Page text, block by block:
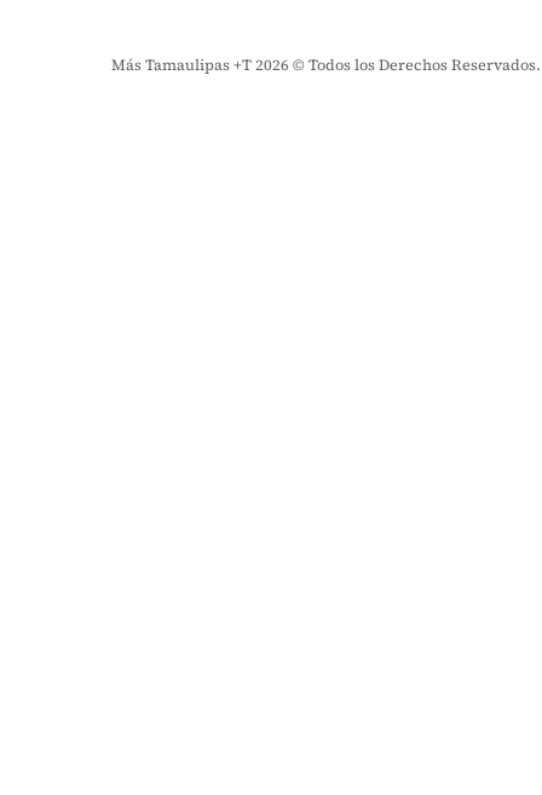
Más Tamaulipas +T 2026 © Todos los Derechos